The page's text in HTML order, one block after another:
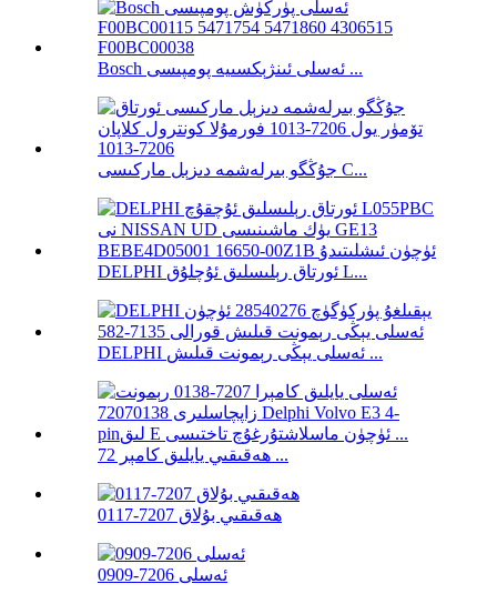
Bosch ئەسلى ئىنژېكسىيە پومپىسى ...
جۇڭگو بىرلەشمە دىزېل ماركىسى C...
DELPHI ئورتاق رېلىسلىق ئۇچلۇق L...
DELPHI ئەسلى يېڭى رېمونت قىلىش ...
ھەقىقىي يايلىق كامېر 72 ...
ھەقىقىي بۇلاق 7207-0117
ئەسلى 7206-0909